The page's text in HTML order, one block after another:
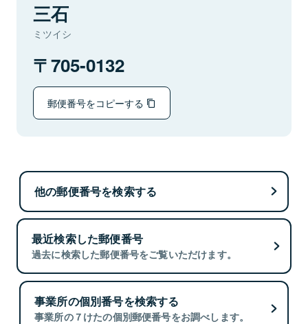
三石
ミツイシ
705-0132
郵便番号をコピーする
他の郵便番号を検索する
最近検索した郵便番号
過去に検索した郵便番号をご覧いただけます。
事業所の個別番号を検索する
事業所の７けたの個別郵便番号をお調べします。